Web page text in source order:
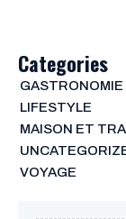
Categories
GASTRONOMIE
LIFESTYLE
MAISON ET
VOYAGE